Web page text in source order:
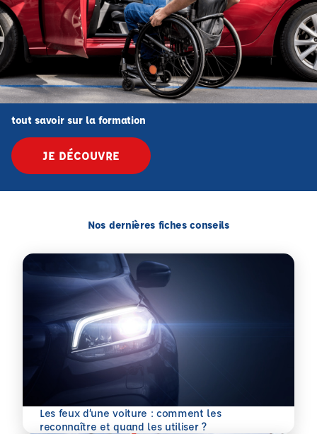
tout savoir sur la formation
JE DÉCOUVRE
Nos dernières fiches conseils
Les feux d’une voiture : comment les
reconnaître et quand les utiliser ?
En savoir plus